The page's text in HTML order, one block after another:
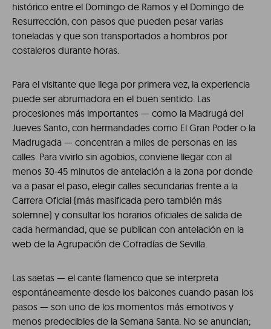
histórico entre el Domingo de Ramos y el Domingo de
Resurrección, con pasos que pueden pesar varias
toneladas y que son transportados a hombros por
costaleros durante horas.
Para el visitante que llega por primera vez, la experiencia
puede ser abrumadora en el buen sentido. Las
procesiones más importantes — como la Madrugá del
Jueves Santo, con hermandades como El Gran Poder o la
Madrugada — concentran a miles de personas en las
calles. Para vivirlo sin agobios, conviene llegar con al
menos 30-45 minutos de antelación a la zona por donde
va a pasar el paso, elegir calles secundarias frente a la
Carrera Oficial (más masificada pero también más
solemne) y consultar los horarios oficiales de salida de
cada hermandad, que se publican con antelación en la
web de la Agrupación de Cofradías de Sevilla.
Las saetas — el cante flamenco que se interpreta
espontáneamente desde los balcones cuando pasan los
pasos — son uno de los momentos más emotivos y
menos predecibles de la Semana Santa. No se anuncian;